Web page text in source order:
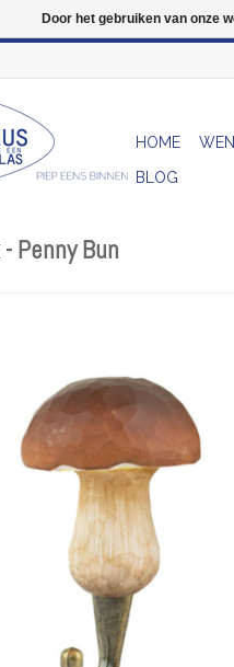
HOME
BLOG
Penny Bun
Door het gebruiken van onze